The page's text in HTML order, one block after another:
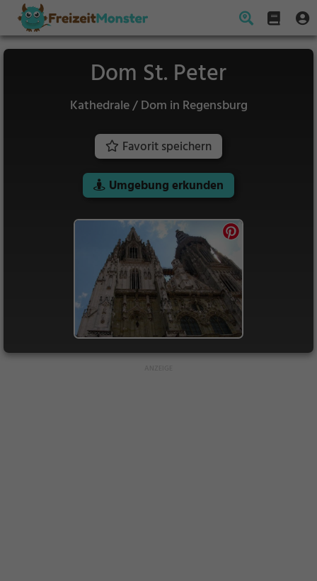
Dom St. Peter
Kathedrale / Dom in Regensburg
Favorit speichern
Umgebung erkunden